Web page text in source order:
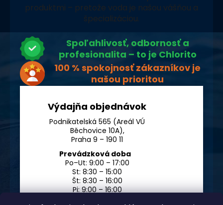
produktmi – pretože voda je našou vášňou a
špecializáciou.
Spoľahlivosť, odbornosť a
profesionalita – to je Chlorito
100 % spokojnosť zákazníkov je
našou prioritou
Výdajňa objednávok
Podnikatelská 565 (Areál VÚ
Běchovice 10A),
Praha 9 – 190 11
Prevádzková doba
Po–Ut: 9:00 – 17:00
St: 8:30 – 15:00
Št: 8:30 – 16:00
Pi: 9:00 – 16:00